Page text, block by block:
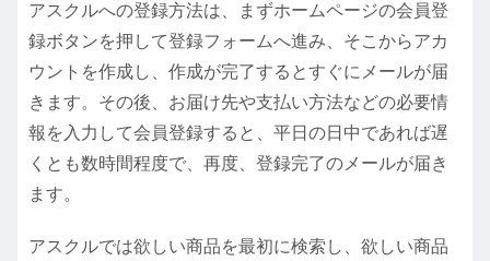
アスクルへの登録方法は、まずホームページの会員登
録ボタンを押して登録フォームへ進み、そこからアカ
ウントを作成し、作成が完了するとすぐにメールが届
きます。その後、お届け先や支払い方法などの必要情
報を入力して会員登録すると、平日の日中であれば遅
くとも数時間程度で、再度、登録完了のメールが届き
ます。
アスクルでは欲しい商品を最初に検索し、欲しい商品